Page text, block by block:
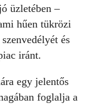
üzletében –
hűen tükrözi
és
iránt.
egy jelentős
foglalja a